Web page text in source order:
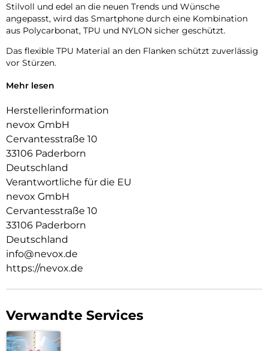
Stilvoll und edel an die neuen Trends und Wünsche
angepasst, wird das Smartphone durch eine Kombination
aus Polycarbonat, TPU und NYLON sicher geschützt.
Das flexible TPU Material an den Flanken schützt zuverlässig
vor Stürzen.
Das Display ist durch die seitlichen Flanken geschützt.
geschützt.
Die Anschlüsse, Knöpfe und Kamera bleiben voll zugänglich.
Hochwertiges Schmutzabweisendes Material und langlebige
Zusammensetzung der Materialien.
Mehr lesen
Herstellerinformation
nevox GmbH
Cervantesstraße 10
33106 Paderborn
Deutschland
Verantwortliche für die EU
nevox GmbH
Cervantesstraße 10
33106 Paderborn
Deutschland
info@nevox.de
https://nevox.de
Verwandte Services